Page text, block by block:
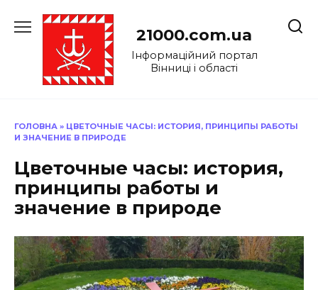
до
21000.com.ua
Інформаційний портал
Вінниці і області
ГОЛОВНА » ЦВЕТОЧНЫЕ ЧАСЫ: ИСТОРИЯ, ПРИНЦИПЫ РАБОТЫ
И ЗНАЧЕНИЕ В ПРИРОДЕ
Цветочные часы: история,
принципы работы и
значение в природе